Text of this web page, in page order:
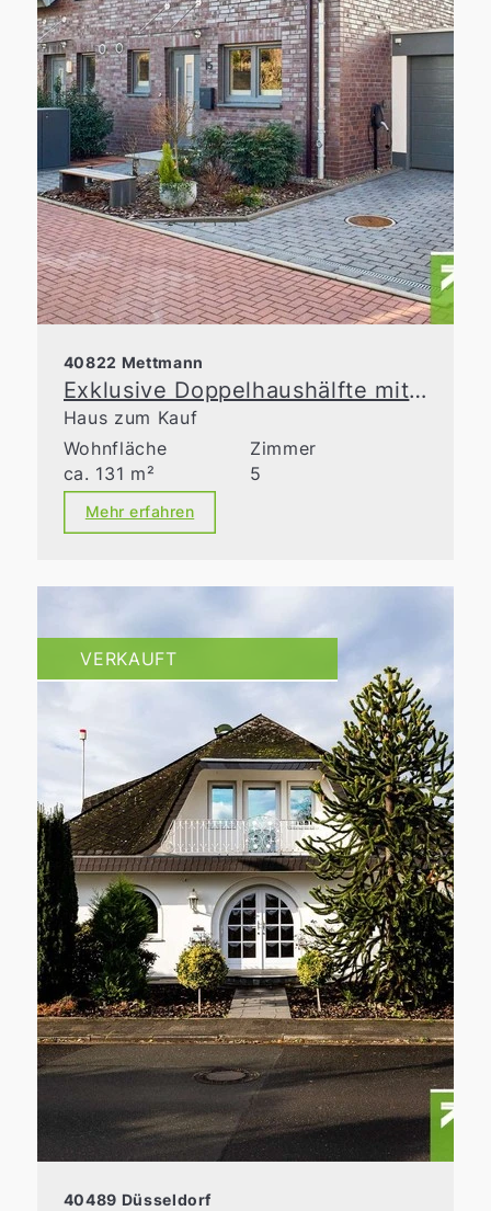
40822 Mettmann
Exklusive Doppelhaushälfte mit großzügiger Raumaufteilung in Top-Lage von Metzkausen
Haus zum Kauf
Wohnfläche
ca. 131 m²
Zimmer
5
Mehr erfahren
VERKAUFT
40489 Düsseldorf